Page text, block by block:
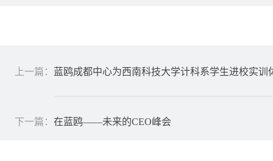
上一篇： 蓝鸥成都中心为西南科技大学计科系学生进校实训
下一篇： 在蓝鸥——未来的CEO峰会